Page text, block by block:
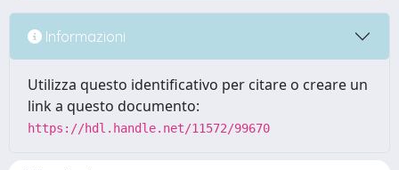
Informazioni
Utilizza questo identificativo per citare o creare un
link a questo documento:
https://hdl.handle.net/11572/99670